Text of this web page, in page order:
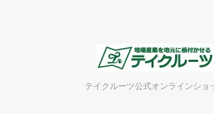
テイクルーツ公式オンラインショ